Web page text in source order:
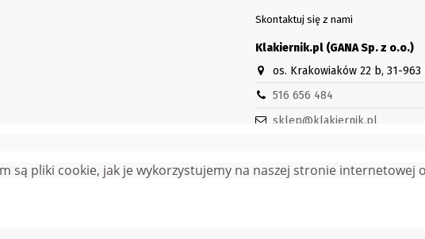
Skontaktuj się z nami
Klakiernik.pl (GANA Sp. z o.o.)
os. Krakowiaków 22 b, 31-963
516 656 484
sklep@klakiernik.pl
są pliki cookie, jak je wykorzystujemy na naszej stronie internetowej